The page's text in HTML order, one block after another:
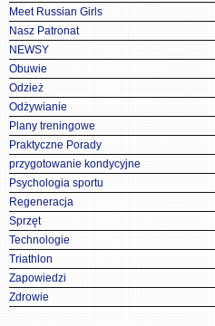
Meet Russian Girls
Nasz Patronat
NEWSY
Obuwie
Odzież
Odżywianie
Plany treningowe
Praktyczne Porady
przygotowanie kondycyjne
Psychologia sportu
Regeneracja
Sprzęt
Technologie
Triathlon
Zapowiedzi
Zdrowie